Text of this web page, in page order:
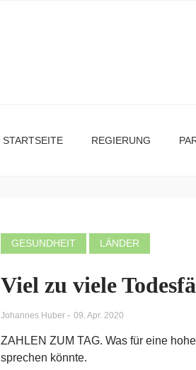
STARTSEITE REGIERUNG
GESUNDHEIT LÄNDER
Viel zu viele
Johannes Huber - 09. Apr. 2020
ZAHLEN ZUM TAG. Was für eine
sprechen könnte.